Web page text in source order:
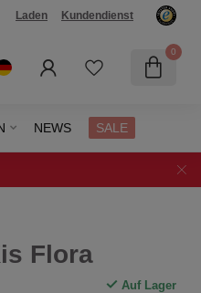
Laden Kundendienst
0
NEWS SALE
Flora
Auf Lager